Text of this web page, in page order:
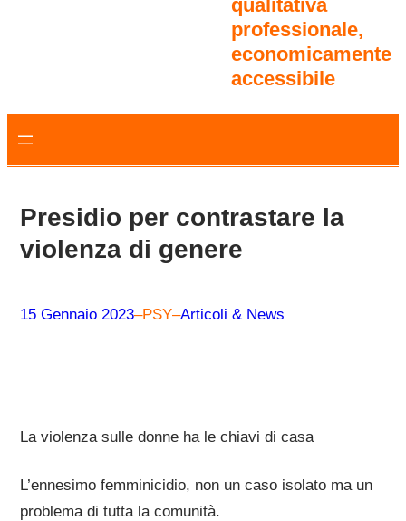
qualitativa
professionale,
economicamente
accessibile
Presidio per contrastare la
violenza di genere
15 Gennaio 2023–PSY–Articoli & News
La violenza sulle donne ha le chiavi di casa
L’ennesimo femminicidio, non un caso isolato ma un
problema di tutta la comunità.